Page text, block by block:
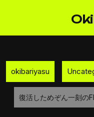
okibariyasu
復活しためぞん一刻の